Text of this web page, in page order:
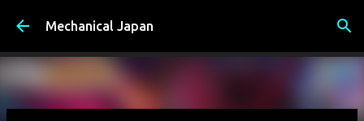
Ir al contenido principal
Mechanical Japan